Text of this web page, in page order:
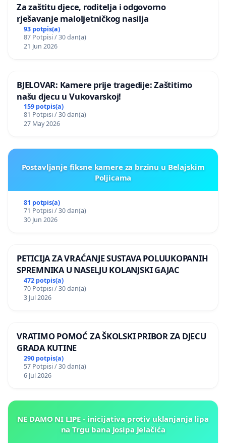
Za zaštitu djece, roditelja i odgovorno
rješavanje maloljetničkog nasilja
93 potpis(a)
87 Potpisi / 30 dan(a)
21 Jun 2026
BJELOVAR: Kamere prije tragedije: Zaštitimo
našu djecu u Vukovarskoj!
159 potpis(a)
81 Potpisi / 30 dan(a)
27 May 2026
Postavljanje fiksne kamere za brzinu u Belajskim
Poljicama
81 potpis(a)
71 Potpisi / 30 dan(a)
30 Jun 2026
PETICIJA ZA VRAĆANJE SUSTAVA POLUUKOPANIH
SPREMNIKA U NASELJU KOLANJSKI GAJAC
472 potpis(a)
70 Potpisi / 30 dan(a)
3 Jul 2026
VRATIMO POMOĆ ZA ŠKOLSKI PRIBOR ZA DJECU
GRADA KUTINE
290 potpis(a)
57 Potpisi / 30 dan(a)
6 Jul 2026
NE DAMO NI LIPE - inicijativa protiv uklanjanja lipa
na Trgu bana Josipa Jelačića